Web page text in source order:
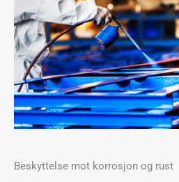
Beskyttelse mot korrosjon og rust